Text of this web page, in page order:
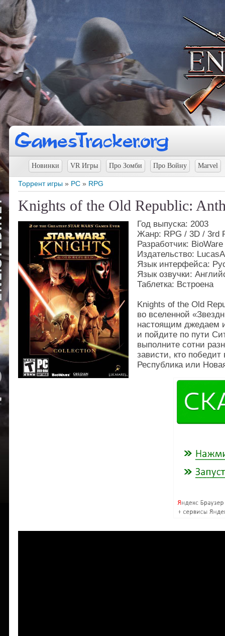
Новинки VR Игры Про Зомби Про Войну Marvel
Торрент игры » PC » RPG
Knights of the Old Republic:
Год выпуска: 2003
Жанр: RPG / 3D / 3rd
Разработчик:
Издательство:
Язык интерфейса:
Язык озвучки:
Таблетка: Встроена
Knights of the Old
во вселенной
настоящим джедаем
и пойдите по пути
выполните сотни
зависти, кто
Республика или